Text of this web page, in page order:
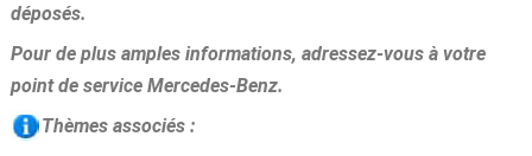
déposés.
Pour de plus amples informations, adressez-vous à votre
point de service Mercedes-Benz.
Thèmes associés :